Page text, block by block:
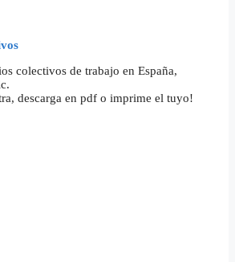
colectivos de trabajo en España,
descarga en pdf o imprime el tuyo!